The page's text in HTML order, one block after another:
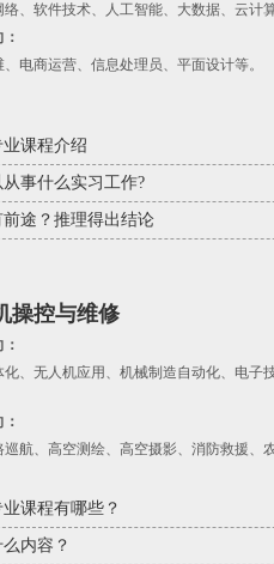
、软件技术、人工智能、大数据、云计算
、电商运营、信息处理员、平面设计等。
课程介绍
事什么实习工作?
途？推理得出结论
操控与维修
化、无人机应用、机械制造自动化、电子
巡航、高空测绘、高空摄影、消防救援、
课程有哪些？
内容？